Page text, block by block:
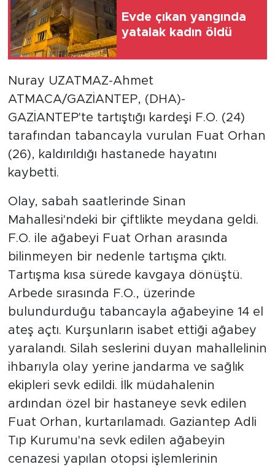
Evde çıkan yangında
yatalak kadın öldü
Nuray UZATMAZ-Ahmet
ATMACA/GAZİANTEP, (DHA)-
GAZİANTEP'te tartıştığı kardeşi F.O. (24)
tarafından tabancayla vurulan Fuat Orhan
(26), kaldırıldığı hastanede hayatını
kaybetti.
Olay, sabah saatlerinde Sinan
Mahallesi'ndeki bir çiftlikte meydana geldi.
F.O. ile ağabeyi Fuat Orhan arasında
bilinmeyen bir nedenle tartışma çıktı.
Tartışma kısa sürede kavgaya dönüştü.
Arbede sırasında F.O., üzerinde
bulundurduğu tabancayla ağabeyine 14 el
ateş açtı. Kurşunların isabet ettiği ağabey
yaralandı. Silah seslerini duyan mahallelinin
ihbarıyla olay yerine jandarma ve sağlık
ekipleri sevk edildi. İlk müdahalenin
ardından özel bir hastaneye sevk edilen
Fuat Orhan, kurtarılamadı. Gaziantep Adli
Tıp Kurumu'na sevk edilen ağabeyin
cenazesi yapılan otopsi işlemlerinin